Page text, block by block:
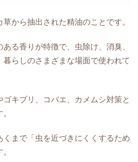
から抽出された精油のことです。
る香りが特徴で、虫除け、消臭、
らしのさまざまな場面で使われて
キブリ、コバエ、カメムシ対策と
くまで「虫を近づきにくくするため